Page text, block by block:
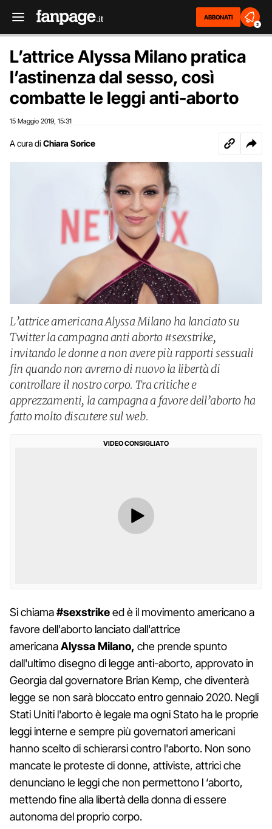
ABBONATI
2
L’attrice Alyssa Milano pratica
l’astinenza dal sesso, così
combatte le leggi anti-aborto
15 Maggio 2019 15:31
A cura di Chiara Sorice
L’attrice americana Alyssa Milano ha lanciato su
Twitter la campagna anti aborto #sexstrike,
invitando le donne a non avere più rapporti sessuali
fin quando non avremo di nuovo la libertà di
controllare il nostro corpo. Tra critiche e
apprezzamenti, la campagna a favore dell’aborto ha
fatto molto discutere sul web.
VIDEO CONSIGLIATO
Si chiama#sexstrikeed è il movimento americano a
favore dell'aborto lanciato dall'attrice
americanaAlyssa Milano, che prende spunto
dall'ultimo disegno di legge anti-aborto, approvato in
Georgia dal governatore Brian Kemp, che diventerà
legge se non sarà bloccato entro gennaio 2020. Negli
Stati Uniti l'aborto è legale ma ogni Stato ha le proprie
leggi interne e sempre più governatori americani
hanno scelto di schierarsi contro l'aborto. Non sono
mancate le proteste di donne, attiviste, attrici che
denunciano le leggi che non permettono l ‘aborto,
mettendo fine alla libertà della donna di essere
autonoma del proprio corpo.